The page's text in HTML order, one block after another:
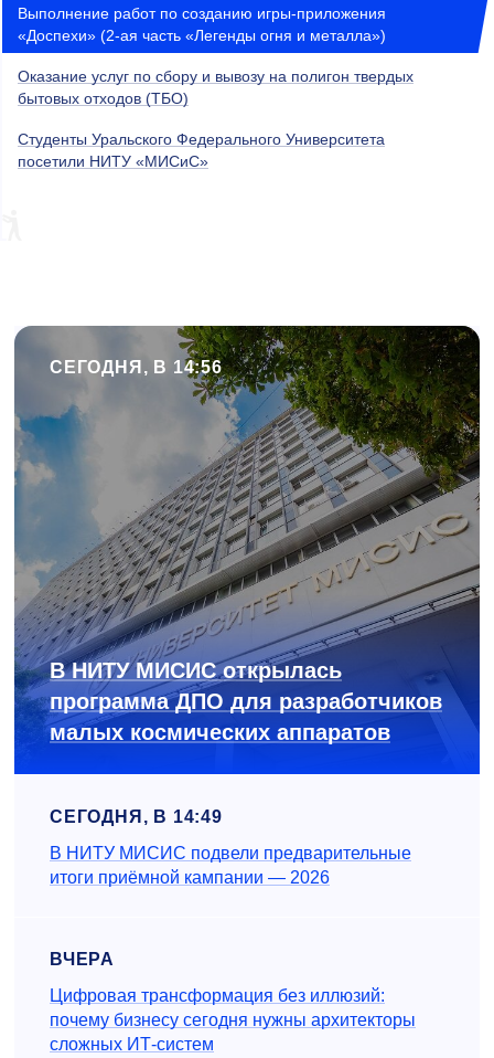
Выполнение работ по созданию игры-приложения
«Доспехи» (2-ая часть «Легенды огня и металла»)
Оказание услуг по сбору и вывозу на полигон твердых
бытовых отходов (ТБО)
Студенты Уральского Федерального Университета
посетили НИТУ «МИСиС»
СЕГОДНЯ, В 14:56
В НИТУ МИСИС открылась
программа ДПО для разработчиков
малых космических аппаратов
СЕГОДНЯ, В 14:49
В НИТУ МИСИС подвели предварительные
итоги приёмной кампании — 2026
ВЧЕРА
Цифровая трансформация без иллюзий:
почему бизнесу сегодня нужны архитекторы
сложных ИТ-систем